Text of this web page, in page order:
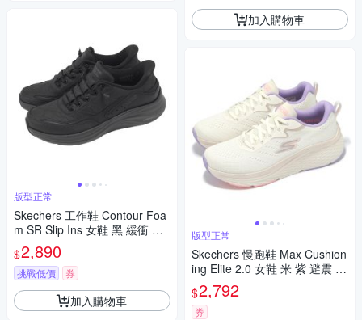
版型正常
Skechers 工作鞋 Contour Foa
m SR Slip Ins 女鞋 黑 緩衝 彈
性鬆緊鞋帶 休閒鞋 108320BLK
$2,890
挑戰低價 券
加入購物車
加入購物車
版型正常
Skechers 慢跑鞋 Max Cushion
ing Elite 2.0 女鞋 米 紫 避震 厚
底 運動鞋 129628NAT
$2,792
券